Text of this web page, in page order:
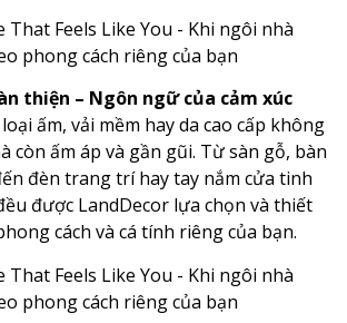
thiện – Ngôn ngữ của cảm xúc
ấm, vải mềm hay da cao cấp không
còn ấm áp và gần gũi. Từ sàn gỗ, bàn
đèn trang trí hay tay nắm cửa tinh
được LandDecor lựa chọn và thiết
cách và cá tính riêng của bạn.